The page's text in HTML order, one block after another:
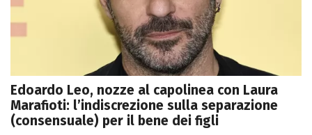
Edoardo Leo, nozze al capolinea con Laura
Marafioti: l’indiscrezione sulla separazione
(consensuale) per il bene dei figli